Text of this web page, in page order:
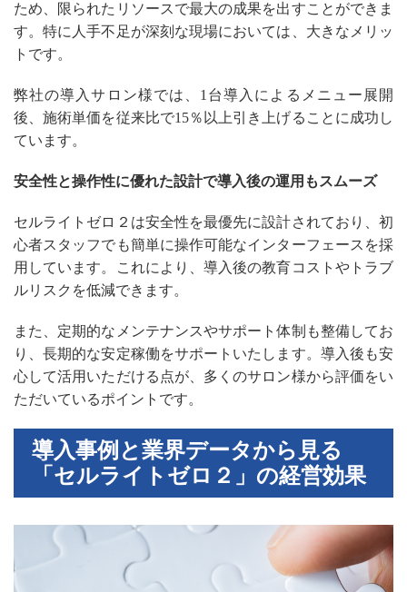
ため、限られたリソースで最大の成果を出すことができま
す。特に人手不足が深刻な現場においては、大きなメリッ
トです。
弊社の導入サロン様では、1台導入によるメニュー展開
後、施術単価を従来比で15％以上引き上げることに成功し
ています。
安全性と操作性に優れた設計で導入後の運用もスムーズ
セルライトゼロ２は安全性を最優先に設計されており、初
心者スタッフでも簡単に操作可能なインターフェースを採
用しています。これにより、導入後の教育コストやトラブ
ルリスクを低減できます。
また、定期的なメンテナンスやサポート体制も整備してお
り、長期的な安定稼働をサポートいたします。導入後も安
心して活用いただける点が、多くのサロン様から評価をい
ただいているポイントです。
導入事例と業界データから見る
「セルライトゼロ２」の経営効果